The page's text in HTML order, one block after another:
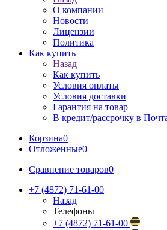
О компании
Новости
Лицензии
Политика
Как купить
Назад
Как купить
Условия оплаты
Условия доставки
Гарантия на товар
В кредит/рассрочку в
Корзина0
Отложенные0
Сравнение товаров0
+7 (4872) 71-61-00
Назад
Телефоны
+7 (4872) 71-61-00